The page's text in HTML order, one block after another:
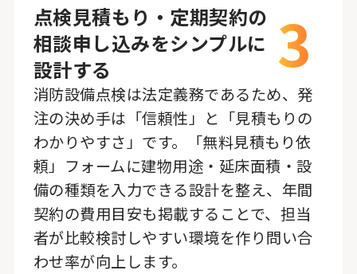
点検見積もり・定期契約の
相談申し込みをシンプルに
設計する
3
消防設備点検は法定義務であるため、発
注の決め手は「信頼性」と「見積もりの
わかりやすさ」です。「無料見積もり依
頼」フォームに建物用途・延床面積・設
備の種類を入力できる設計を整え、年間
契約の費用目安も掲載することで、担当
者が比較検討しやすい環境を作り問い合
わせ率が向上します。